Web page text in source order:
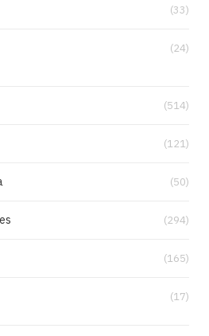
(33)
(24)
(514)
(121)
(50)
(294)
(165)
(17)